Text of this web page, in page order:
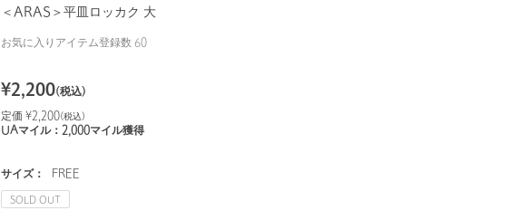
＜ARAS＞平皿ロッカク 大
お気に入りアイテム登録数 60
¥2,200(税込)
定価 ¥2,200(税込)
UAマイル： 2,000マイル獲得
サイズ： FREE
SOLD OUT